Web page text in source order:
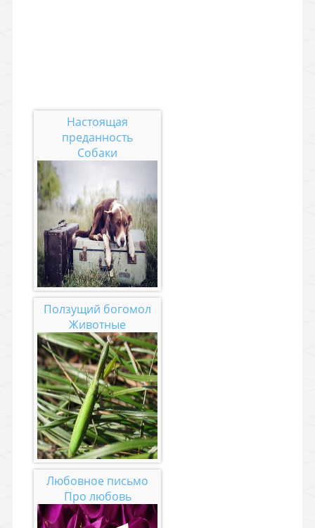
Настоящая
преданность
Собаки
Ползущий богомол
Животные
Любовное письмо
Про любовь